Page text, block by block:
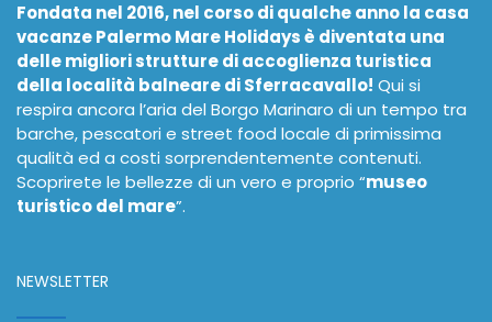
Fondata nel 2016, nel corso di qualche anno la casa
vacanze Palermo Mare Holidays è diventata una
delle migliori strutture di accoglienza turistica
della località balneare di Sferracavallo! Qui si
respira ancora l’aria del Borgo Marinaro di un tempo tra
barche, pescatori e street food locale di primissima
qualità ed a costi sorprendentemente contenuti.
Scoprirete le bellezze di un vero e proprio “museo
turistico del mare”.
NEWSLETTER